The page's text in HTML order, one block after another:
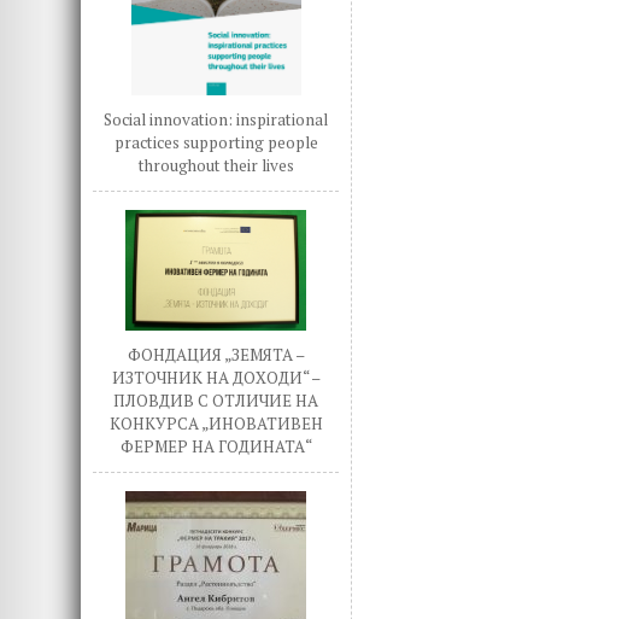
Social innovation: inspirational
practices supporting people
throughout their lives
ФОНДАЦИЯ „ЗЕМЯТА –
ИЗТОЧНИК НА ДОХОДИ“ –
ПЛОВДИВ С ОТЛИЧИЕ НА
КОНКУРСА „ИНОВАТИВЕН
ФЕРМЕР НА ГОДИНАТА“